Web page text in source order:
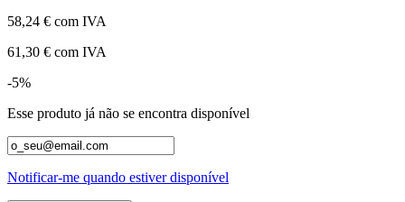
58,24 € com IVA
61,30 € com IVA
-5%
Esse produto já não se encontra disponível
Notificar-me quando estiver disponível